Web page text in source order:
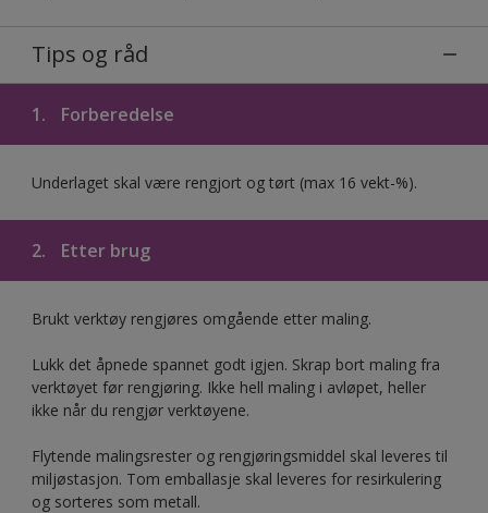
Tips og råd
1. Forberedelse
Underlaget skal være rengjort og tørt (max 16 vekt-%).
2. Etter brug
Brukt verktøy rengjøres omgående etter maling.
Lukk det åpnede spannet godt igjen. Skrap bort maling fra
verktøyet før rengjøring. Ikke hell maling i avløpet, heller
ikke når du rengjør verktøyene.
Flytende malingsrester og rengjøringsmiddel skal leveres til
miljøstasjon. Tom emballasje skal leveres for resirkulering
og sorteres som metall.